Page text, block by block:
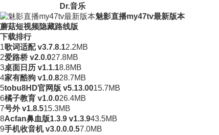
Dr.音乐
魅影直播my47tv最新版本
下载排行
1歌词适配 v3.7.8.12.2MB
2爱路桥 v2.0.027.8MB
3桌面日历 v1.1.18.8MB
4家有酷狗 v1.0.828.7MB
5tobu8HD官网版 v5.13.0015.7MB
6橘子教育 v1.0.026.4MB
7号外 v1.8.515.3MB
8Acfan鼻血版1.3.9 v1.3.943.5MB
9手机收音机 v3.0.0.0.57.0MB